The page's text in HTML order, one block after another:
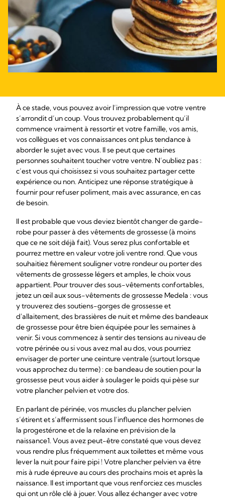
À ce stade, vous pouvez avoir l’impression que votre ventre
s’arrondit d’un coup. Vous trouvez probablement qu’il
commence vraiment à ressortir et votre famille, vos amis,
vos collègues et vos connaissances ont plus tendance à
aborder le sujet avec vous. Il se peut que certaines
personnes souhaitent toucher votre ventre. N’oubliez pas :
c’est vous qui choisissez si vous souhaitez partager cette
expérience ou non. Anticipez une réponse stratégique à
fournir pour refuser poliment, mais avec assurance, en cas
de besoin.
Il est probable que vous deviez bientôt changer de garde-
robe pour passer à des vêtements de grossesse (à moins
que ce ne soit déjà fait). Vous serez plus confortable et
pourrez mettre en valeur votre joli ventre rond. Que vous
souhaitiez fièrement souligner votre rondeur ou porter des
vêtements de grossesse légers et amples, le choix vous
appartient. Pour trouver des sous-vêtements confortables,
jetez un œil aux sous-vêtements de grossesse Medela : vous
y trouverez des soutiens-gorges de grossesse et
d'allaitement, des brassières de nuit et même des bandeaux
de grossesse pour être bien équipée pour les semaines à
venir. Si vous commencez à sentir des tensions au niveau de
votre périnée ou si vous avez mal au dos, vous pourriez
envisager de porter une ceinture ventrale (surtout lorsque
vous approchez du terme) : ce bandeau de soutien pour la
grossesse peut vous aider à soulager le poids qui pèse sur
votre plancher pelvien et votre dos.
En parlant de périnée, vos muscles du plancher pelvien
s’étirent et s’affermissent sous l’influence des hormones de
la progestérone et de la relaxine en prévision de la
naissance1. Vous avez peut-être constaté que vous devez
vous rendre plus fréquemment aux toilettes et même vous
lever la nuit pour faire pipi ! Votre plancher pelvien va être
mis à rude épreuve au cours des prochains mois et après la
naissance. Il est important que vous renforciez ces muscles
qui ont un rôle clé à jouer. Vous allez échanger avec votre